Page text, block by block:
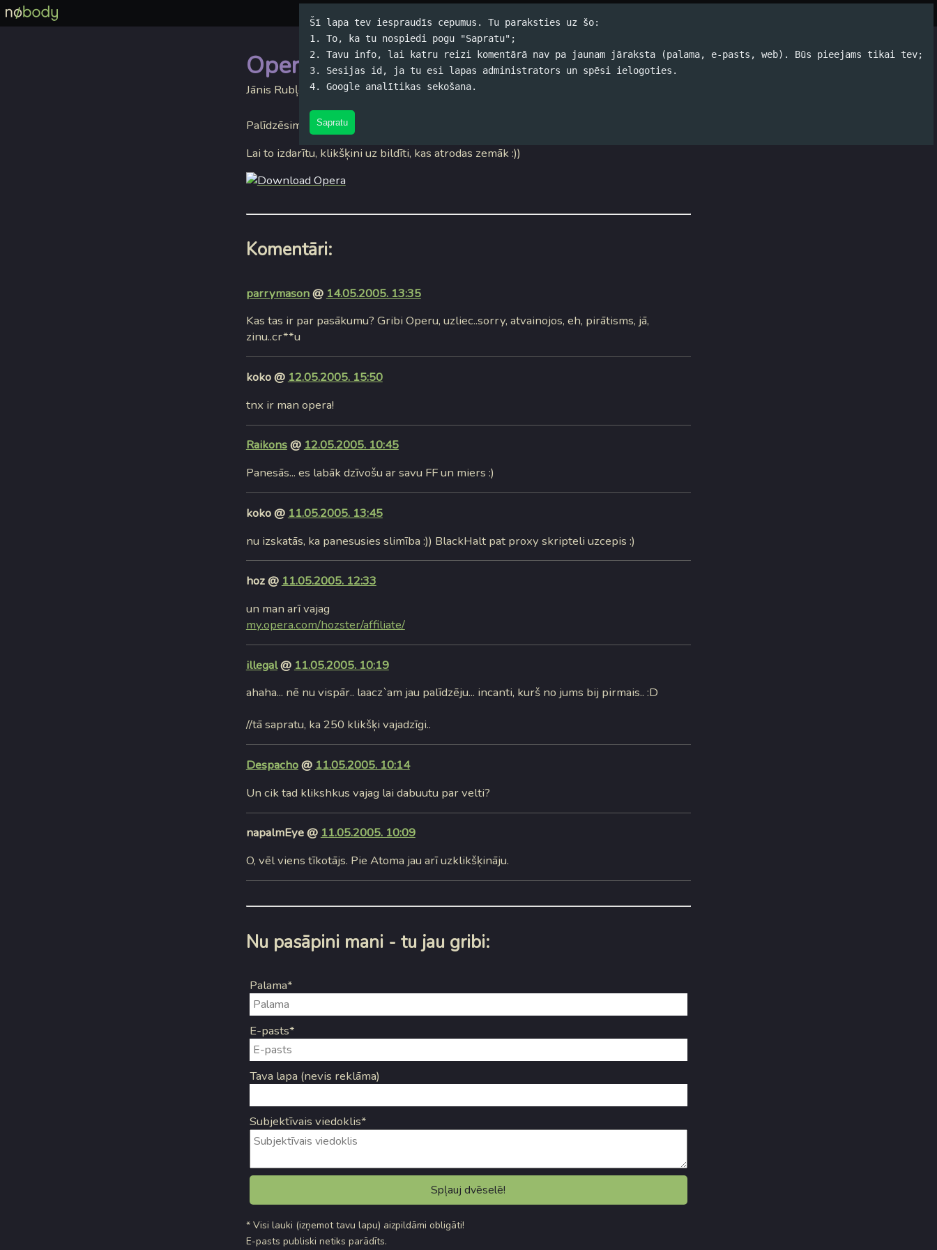
Šī lapa tev iespraudīs cepumus. Tu paraksties uz šo:
1. To, ka tu nospiedi pogu "Sapratu";
2. Tavu info, lai katru reizi komentārā nav pa jaunam jāraksta (palama, e-pasts, web). Būs pieejams tikai tev;
3. Sesijas id, ja tu esi lapas administrators un spēsi ielogoties.
4. Google analītikas sekošana.
Sapratu
Opera par velti...
Jānis Rubļevskis (koko) / 11.05.2005. 12:26 /
Palīdzēsim onkulim Jānim (aļa koko) iehavot bezbanerainu Operu par velti.
Lai to izdarītu, klikšķini uz bildīti, kas atrodas zemāk :))
Komentāri:
parrymason@ 14.05.2005. 13:35
Kas tas ir par pasākumu? Gribi Operu, uzliec..sorry, atvainojos, eh, pirātisms, jā,
zinu..cr**u
koko @ 12.05.2005. 15:50
tnx ir man opera!
Raikons@ 12.05.2005. 10:45
Panesās... es labāk dzīvošu ar savu FF un miers :)
koko @ 11.05.2005. 13:45
nu izskatās, ka panesusies slimība :)) BlackHalt pat proxy skripteli uzcepis :)
hoz @ 11.05.2005. 12:33
un man arī vajag
my.opera.com/hozster/affiliate/
illegal@ 11.05.2005. 10:19
ahaha... nē nu vispār.. laacz`am jau palīdzēju... incanti, kurš no jums bij pirmais.. :D
//tā sapratu, ka 250 klikšķi vajadzīgi..
Despacho@ 11.05.2005. 10:14
Un cik tad klikshkus vajag lai dabuutu par velti?
napalmEye @ 11.05.2005. 10:09
O, vēl viens tīkotājs. Pie Atoma jau arī uzklikšķināju.
Nu pasāpini mani - tu jau gribi:
Palama*
E-pasts*
Tava lapa (nevis reklāma)
Subjektīvais viedoklis*
* Visi lauki (izņemot tavu lapu) aizpildāmi obligāti!
E-pasts publiski netiks parādīts.